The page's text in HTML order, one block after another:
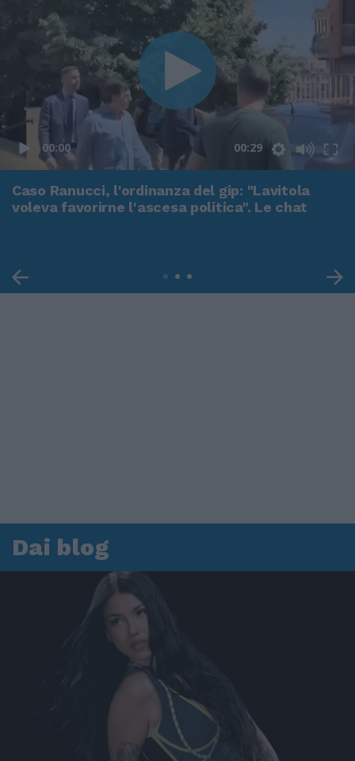
00:00 00:29
Caso Ranucci, l'ordinanza del gip: "Lavitola
voleva favorirne l'ascesa politica". Le chat
Dai blog